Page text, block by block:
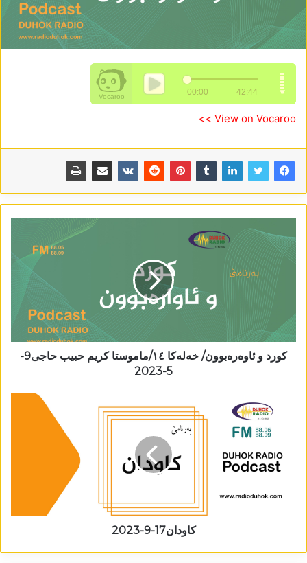
View on Vocaroo >>
کورد و ئاوەرەبوون/ خەلەکا ١٤/ماموستا کریم حبیب حاجی9-
5-2023
کاودان17-9-2023